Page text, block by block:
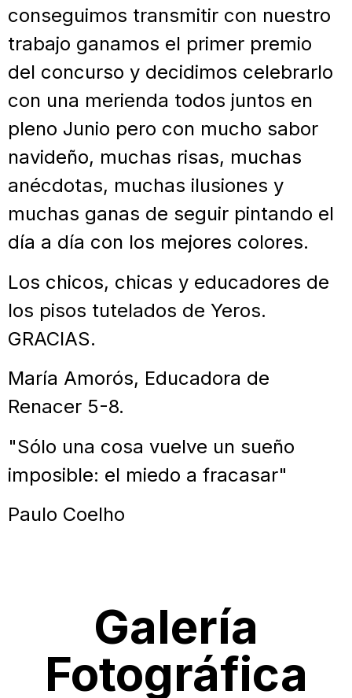
conseguimos transmitir con nuestro
trabajo ganamos el primer premio
del concurso y decidimos celebrarlo
con una merienda todos juntos en
pleno Junio pero con mucho sabor
navideño, muchas risas, muchas
anécdotas, muchas ilusiones y
muchas ganas de seguir pintando el
día a día con los mejores colores.
Los chicos, chicas y educadores de
los pisos tutelados de Yeros.
GRACIAS.
María Amorós, Educadora de
Renacer 5-8.
"Sólo una cosa vuelve un sueño
imposible: el miedo a fracasar"
Paulo Coelho
Galería
Fotográfica